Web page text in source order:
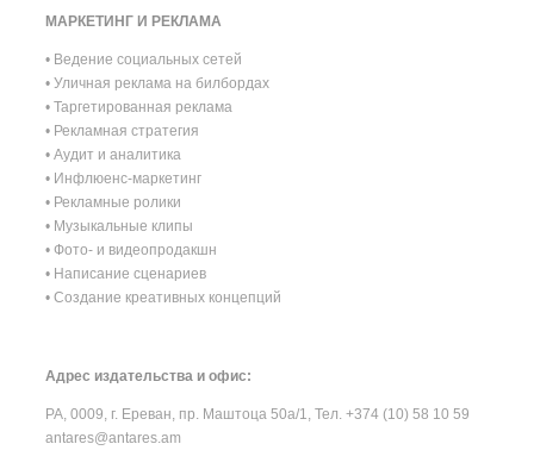
МАРКЕТИНГ И РЕКЛАМА
• Ведение социальных сетей
• Уличная реклама на билбордах
• Таргетированная реклама
• Рекламная стратегия
• Аудит и аналитика
• Инфлюенс-маркетинг
• Рекламные ролики
• Музыкальные клипы
• Фото- и видеопродакшн
• Написание сценариев
• Создание креативных концепций
Адрес издательства и офис:
РА, 0009, г. Ереван, пр. Маштоца 50a/1, Тел. +374 (10) 58 10 59
antares@antares.am